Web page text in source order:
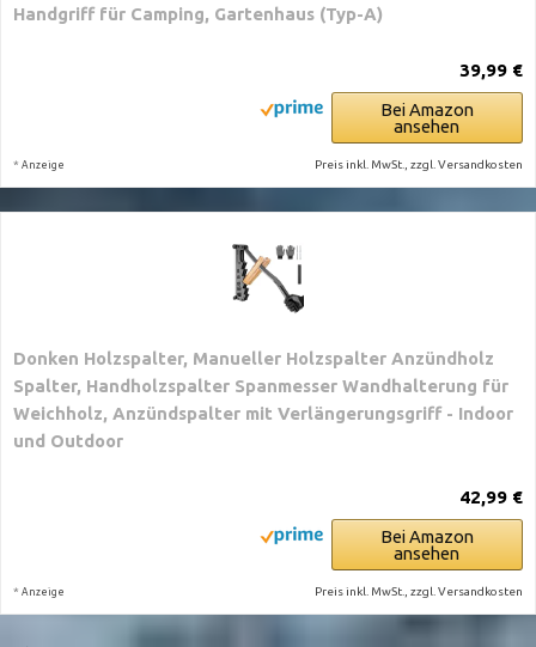
Handgriff für Camping, Gartenhaus (Typ-A)
39,99 €
Bei Amazon
ansehen
* Anzeige Preis inkl. MwSt., zzgl. Versandkosten
Donken Holzspalter, Manueller Holzspalter Anzündholz
Spalter, Handholzspalter Spanmesser Wandhalterung für
Weichholz, Anzündspalter mit Verlängerungsgriff - Indoor
und Outdoor
42,99 €
Bei Amazon
ansehen
* Anzeige Preis inkl. MwSt., zzgl. Versandkosten